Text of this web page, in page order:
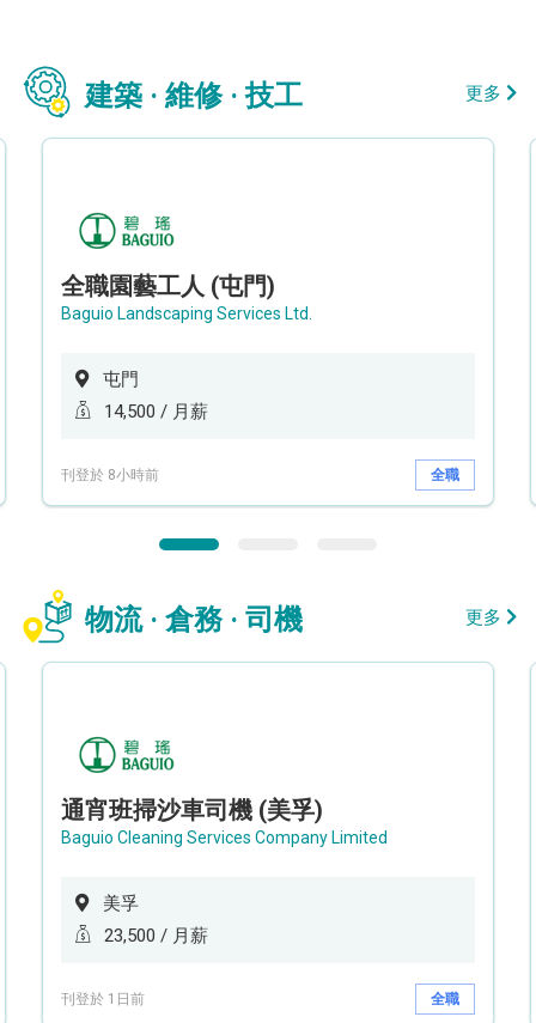
建築 · 維修 · 技工 更多
全職園藝工人 (屯門)
Baguio Landscaping Services Ltd.
屯門
14,500 / 月薪
刊登於 8小時前 全職
物流 · 倉務 · 司機 更多
通宵班掃沙車司機 (美孚)
Baguio Cleaning Services Company Limited
美孚
23,500 / 月薪
刊登於 1日前 全職